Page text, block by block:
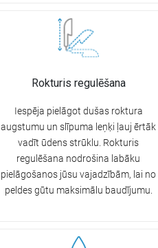
Rokturis regulēšana
Iespēja pielāgot dušas roktura
augstumu un slīpuma leņķi ļauj ērtāk
vadīt ūdens strūklu. Rokturis
regulēšana nodrošina labāku
pielāgošanos jūsu vajadzībām, lai no
peldes gūtu maksimālu baudījumu.